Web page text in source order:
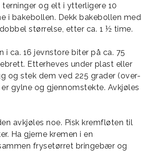
og elt i ytterligere 10
i bakebollen. Dekk bakebollen med
størrelse, etter ca. 1 ½ time.
ca. 16 jevnstore biter på ca. 75
Etterheves under plast eller
og stek dem ved 225 grader (over-
gylne og gjennomstekte. Avkjøles
avkjøles noe. Pisk kremfløten til
Ha gjerne kremen i en
frysetørret bringebær og